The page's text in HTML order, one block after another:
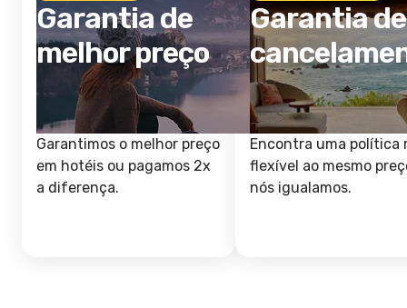
Garantia de
melhor preço
Garantimos o melhor preço
em hotéis ou pagamos 2x
a diferença.
Garantia de
Encontra uma política
flexível ao mesmo
nós igualamos.